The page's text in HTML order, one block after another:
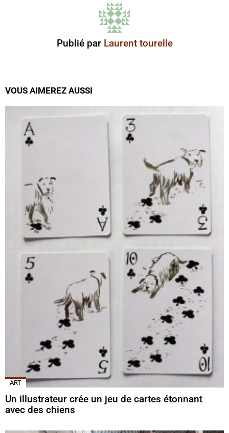
Publié par Laurent tourelle
VOUS AIMEREZ AUSSI
ART
Un illustrateur crée un jeu de cartes étonnant
avec des chiens